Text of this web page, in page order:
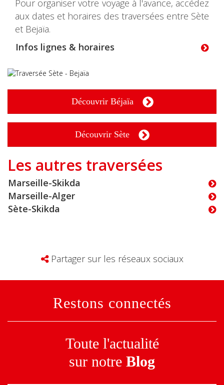
Pour organiser votre voyage à l'avance, accédez
aux dates et horaires des traversées entre Sète
et Bejaïa.
Infos lignes & horaires
Découvrir Béjaïa
Découvrir Sète
Les autres traversées
Marseille-Skikda
Marseille-Alger
Sète-Skikda
Partager sur les réseaux sociaux
Restons connectés
Toute l'actualité
sur notre Blog